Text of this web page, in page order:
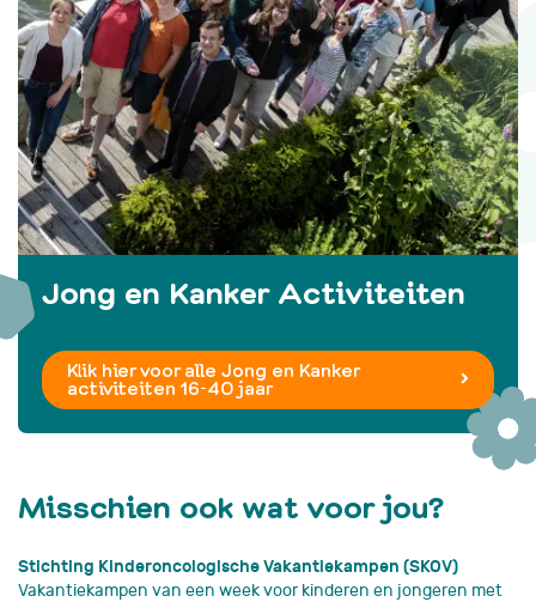
Jong en Kanker Activiteiten
Klik hier voor alle Jong en Kanker
activiteiten 16-40 jaar
Misschien ook wat voor jou?
Stichting Kinderoncologische Vakantiekampen (SKOV)
Vakantiekampen van een week voor kinderen en jongeren met